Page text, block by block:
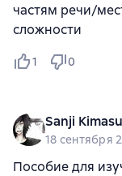
частям речи/
сложности
1 0
Sanji Kimasu
18 сентября
Пособие для